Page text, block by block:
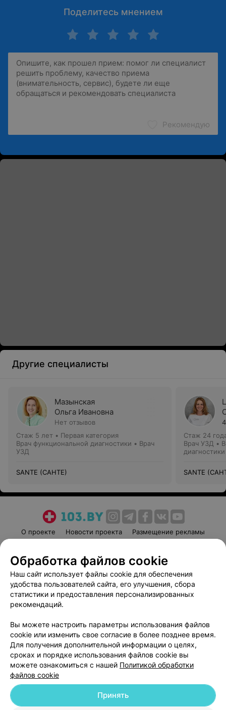
Поделитесь мнением
Рекомендую
Другие специалисты
Мазынская
Ольга Ивановна
Нет отзывов
Стаж 5 лет • Первая категория
Врач функциональной диагностики • Врач
УЗД
SANTE (САНТЕ)
Стаж 24
Врач УЗД •
диагностики
SANTE
О проекте Новости проекта
Размещение рекламы
Пользовательское соглашение
Способы оплаты
Вакансии
Партнеры
Написать руководителю 103.by
Обработка персональных данных
© 2026 ООО «Артокс Лаб», УНП 191700409
| 220012, Республика Беларусь,
Обработка файлов cookie
Наш сайт использует файлы cookie для обеспечения
удобства пользователей сайта, его улучшения, сбора
статистики и предоставления персонализированных
рекомендаций.
Вы можете настроить параметры использования файлов
cookie или изменить свое согласие в более позднее время.
Для получения дополнительной информации о целях,
сроках и порядке использования файлов cookie вы
можете ознакомиться с нашей Политикой обработки
файлов cookie
Принять